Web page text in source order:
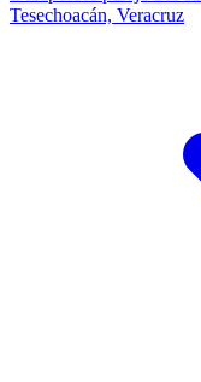
Tesechoacán, Veracruz